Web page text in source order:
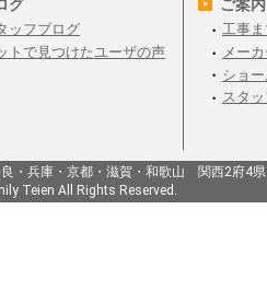
グ
ッフブログ
トで見つけたユーザの声
ご案内
工事
メー
ショ
スタ
・兵庫・京都・滋賀・和歌山 関西2府4県
Teien All Rights Reserved.